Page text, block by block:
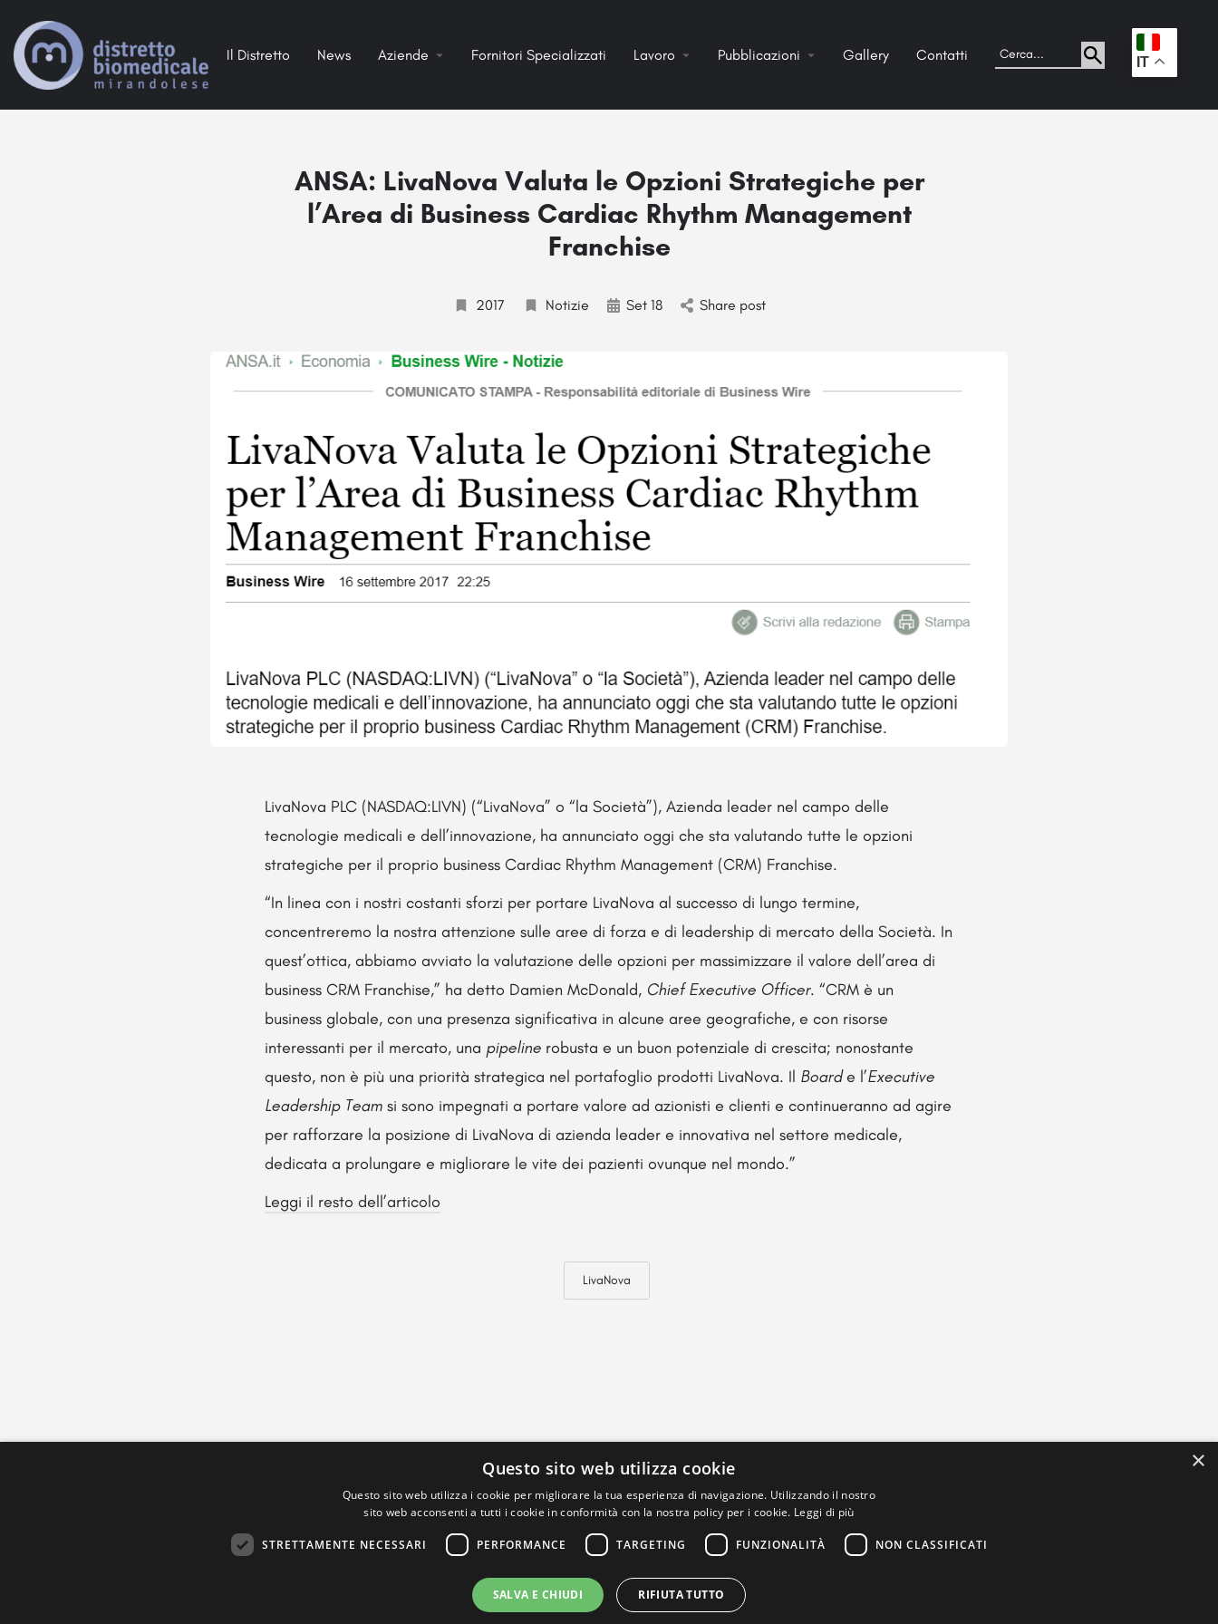
Il Distretto News Aziende Fornitori Specializzati Lavoro Pubblicazioni Gallery Contatti . IT
ANSA: LivaNova Valuta le Opzioni Strategiche per
l’Area di Business Cardiac Rhythm Management
Franchise
2017 Notizie Set 18 Share post
LivaNova PLC (NASDAQ:LIVN) (“LivaNova” o “la Società”), Azienda leader nel campo delle
tecnologie medicali e dell’innovazione, ha annunciato oggi che sta valutando tutte le opzioni
strategiche per il proprio business Cardiac Rhythm Management (CRM) Franchise.
“In linea con i nostri costanti sforzi per portare LivaNova al successo di lungo termine,
concentreremo la nostra attenzione sulle aree di forza e di leadership di mercato della Società. In
quest’ottica, abbiamo avviato la valutazione delle opzioni per massimizzare il valore dell’area di
business CRM Franchise,” ha detto Damien McDonald, Chief Executive Officer. “CRM è un
business globale, con una presenza significativa in alcune aree geografiche, e con risorse
interessanti per il mercato, una pipeline robusta e un buon potenziale di crescita; nonostante
questo, non è più una priorità strategica nel portafoglio prodotti LivaNova. Il Boarde l’Executive
Leadership Team si sono impegnati a portare valore ad azionisti e clienti e continueranno ad agire
per rafforzare la posizione di LivaNova di azienda leader e innovativa nel settore medicale,
dedicata a prolungare e migliorare le vite dei pazienti ovunque nel mondo.”
Leggi il resto dell’articolo
LivaNova
×
Questo sito web utilizza cookie
Questo sito web utilizza i cookie per migliorare la tua esperienza di navigazione. Utilizzando il nostro
sito web acconsenti a tutti i cookie in conformità con la nostra policy per i cookie. Leggi di più
STRETTAMENTE NECESSARI PERFORMANCE TARGETING FUNZIONALITÀ NON CLASSIFICATI
SALVA E CHIUDI RIFIUTA TUTTO